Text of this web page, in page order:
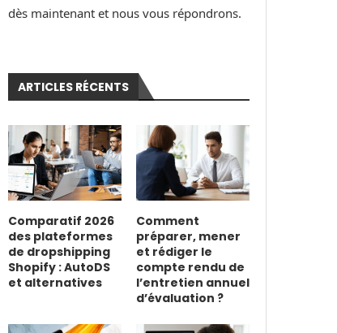
dès maintenant et nous vous répondrons.
ARTICLES RÉCENTS
Comparatif 2026
des plateformes
de dropshipping
Shopify : AutoDS
et alternatives
Comment
préparer, mener
et rédiger le
compte rendu de
l’entretien annuel
d’évaluation ?